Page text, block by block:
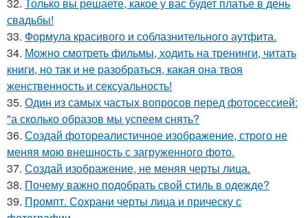
свадьбы!
33. Формула красивого и соблазнительного аутфита.
34. Можно смотреть фильмы, ходить на тренинги, читать
книги, но так и не разобраться, какая она твоя
женственность и сексуальность!
35. Один из самых частых вопросов перед фотосессией:
"а сколько образов мы успеем снять?
36. Создай фотореалистичное изображение, строго не
меняя мою внешность с загруженного фото.
37. Создай изображение, не меняя черты лица.
38. Почему важно подобрать свой стиль в одежде?
39. Промпт. Сохрани черты лица и прическу с